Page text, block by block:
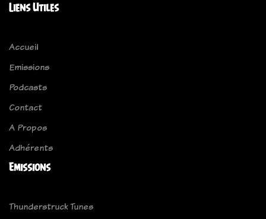
Liens Utiles
Accueil
Emissions
Podcasts
Contact
A Propos
Adhérents
Emissions
Thunderstruck Tunes